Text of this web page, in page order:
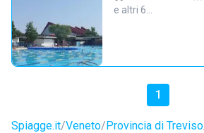
e altri 6…
1
Spiagge.it Veneto Provincia di Treviso